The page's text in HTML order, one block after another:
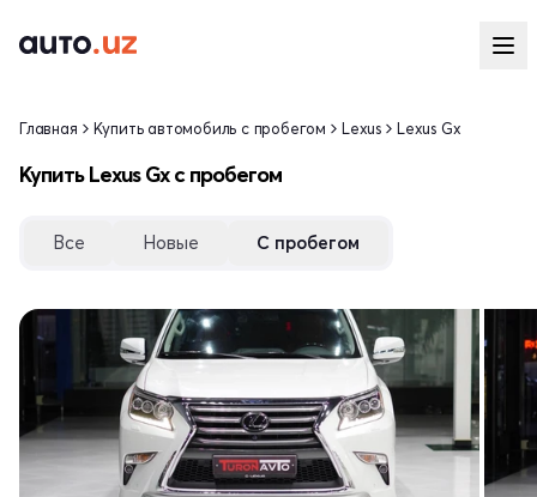
Главная Купить автомобиль с пробегом Lexus Lexus Gx
Купить Lexus Gx с пробегом
Все Новые С пробегом